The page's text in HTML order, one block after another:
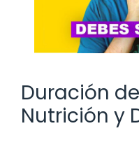
Duración
Nutrición y